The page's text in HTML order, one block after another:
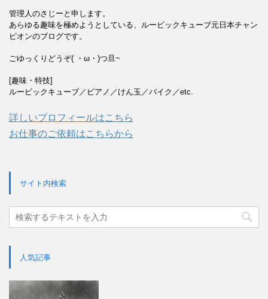
管理人のさじーと申します。
あらゆる趣味を極めようとしている、ルービックキューブ元日本チャン
ピオンのブログです。
ごゆっくりどうぞ( ・ω・)つ旦~
[趣味・特技]
ルービックキューブ／ピアノ／けん玉／バイク／etc.
詳しいプロフィールはこちら
お仕事のご依頼はこちらから
サイト内検索
人気記事